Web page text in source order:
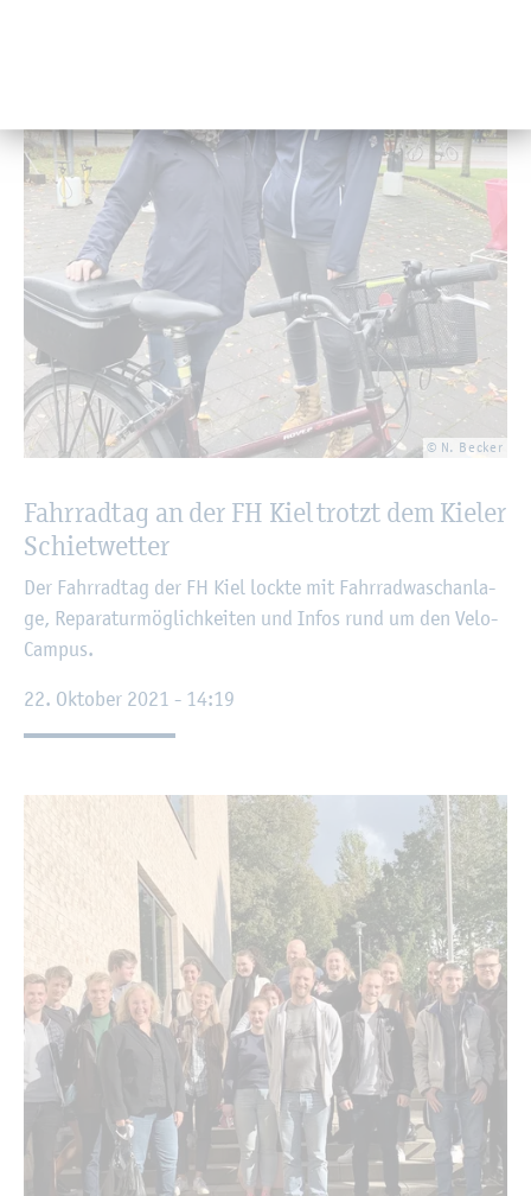
© N. Be­cker
Fahr­rad­tag an der FH Kiel trotzt dem Kie­ler
Schiet­wet­ter
Der Fahr­rad­tag der FH Kiel lock­te mit Fahr­rad­wasch­an­la­
ge, Re­pa­ra­tur­mög­lich­kei­ten und Infos rund um den Ve­lo­
Cam­pus.
22. Ok­to­ber 2021 - 14:19